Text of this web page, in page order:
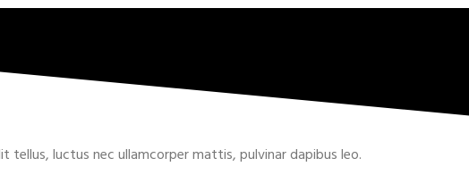
luctus nec ullamcorper mattis, pulvinar dapibus leo.